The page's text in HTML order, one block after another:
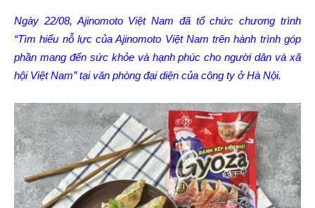
Ngày 22/08, Ajinomoto Việt Nam đã tổ chức chương trình
“Tìm hiểu nỗ lực của Ajinomoto Việt Nam trên hành trình góp
phần mang đến sức khỏe và hạnh phúc cho người dân và xã
hội Việt Nam”tại văn phòng đại diện của công ty ở Hà Nội.